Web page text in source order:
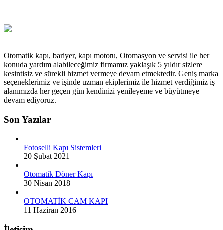
Otomatik kapı, bariyer, kapı motoru, Otomasyon ve servisi ile her
konuda yardım alabileceğimiz firmamız yaklaşık 5 yıldır sizlere
kesintisiz ve sürekli hizmet vermeye devam etmektedir. Geniş marka
seçeneklerimiz ve işinde uzman ekiplerimiz ile hizmet verdiğimiz iş
alanımızda her geçen gün kendinizi yenileyeme ve büyütmeye
devam ediyoruz.
Son Yazılar
Fotoselli Kapı Sistemleri
20 Şubat 2021
Otomatik Döner Kapı
30 Nisan 2018
OTOMATİK CAM KAPI
11 Haziran 2016